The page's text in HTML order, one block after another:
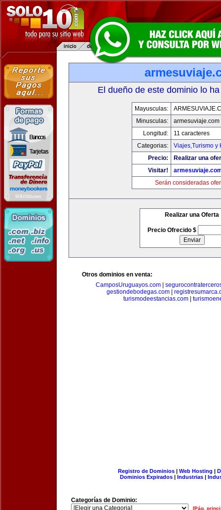
El dueño de este dominio lo
Mayusculas:
Minusculas:
armesuviaje.com
Longitud:
11 caracteres
Categorias:
Viajes,Turismo y
Precio:
Realizar una
Visitar!
Serán consideradas
Realizar una Oferta
Precio Ofrecido $
Otros dominios en venta:
CamposUruguayos.com|
gestiondebodegas.com|
turismodeestancias.com|
Registro de Dominios| Web Hosting |
Dominios Expirados | Industrias |
Categorías de Dominio:
[Pág.